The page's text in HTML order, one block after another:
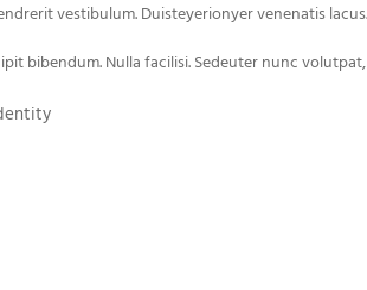
vestibulum. Duisteyerionyer venenatis lacus.
bibendum. Nulla facilisi. Sedeuter nunc